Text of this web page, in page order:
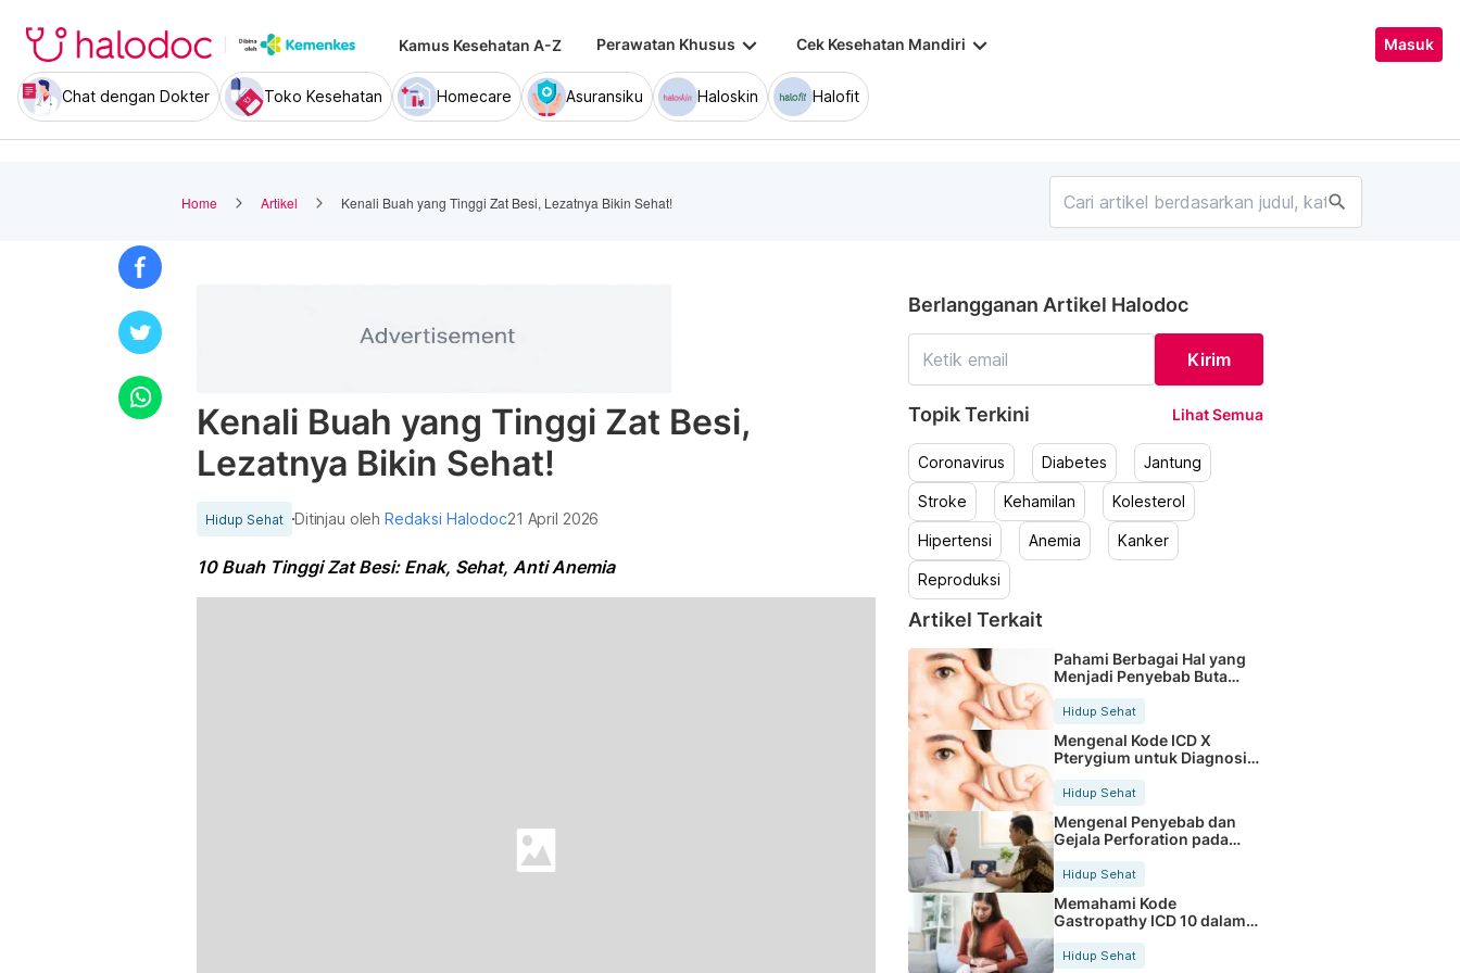
Kamus Kesehatan A-Z Perawatan Khusus keyboard_arrow_down Cek Kesehatan Mandiri keyboard_arrow_down Masuk
Chat dengan Dokter Toko Kesehatan Homecare Asuransiku Haloskin Halofit
Home Artikel Kenali Buah yang Tinggi Zat Besi, Lezatnya Bikin Sehat! search
Kenali Buah yang Tinggi Zat Besi,
Lezatnya Bikin Sehat!
Hidup Sehat Ditinjau olehRedaksi Halodoc21 April 2026
10 Buah Tinggi Zat Besi: Enak, Sehat, Anti Anemia
Berlangganan Artikel Halodoc
Kirim
Topik Terkini Lihat Semua
Coronavirus Diabetes Jantung
Stroke Kehamilan Kolesterol
Hipertensi Anemia Kanker
Reproduksi
Artikel Terkait
Pahami Berbagai Hal yang
Menjadi Penyebab Buta
Hidup Sehat
Mengenal Kode ICD X
Pterygium untuk Diagnosis
Hidup Sehat
Mengenal Penyebab dan
Gejala Perforation pada
Tubuh
Hidup Sehat
Memahami Kode
Gastropathy ICD 10 dalam
Rekam Medis Pasien
Hidup Sehat